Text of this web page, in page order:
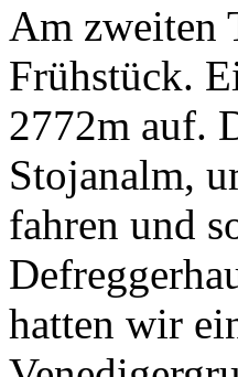
Am zweiten
Frühstück.
2772m auf.
Stojanalm,
fahren und
hatten wir